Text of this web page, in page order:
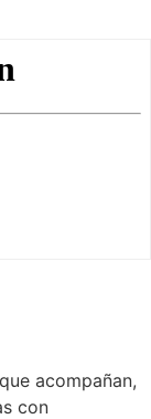
acompañan,
con